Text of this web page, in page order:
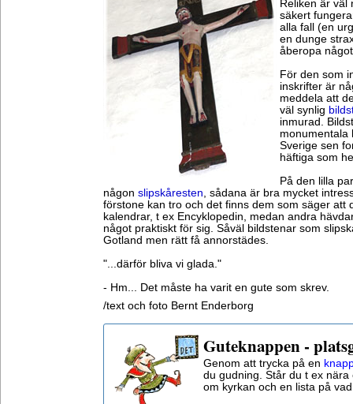
Reliken är väl
säkert
alla fall (en
en dunge
åberopa
För den som
inskrifter är
meddela att
väl synlig
inmurad.
monumentala
Sverige sen
häftiga som
På den lilla
någon slipskåresten, sådana är bra mycket
förstone kan tro och det finns dem som säger att
kalendrar, t ex Encyklopedin, medan andra
något praktiskt för sig. Såväl bildstenar som
Gotland men rätt få annorstädes.
"...därför bliva vi glada."
- Hm... Det måste ha varit en gute som skrev.
/text och foto Bernt Enderborg
Guteknappen -
Genom att trycka på en
du gudning. Står du t ex
om kyrkan och en lista på